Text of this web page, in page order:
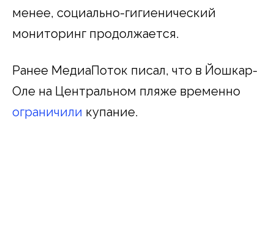
менее, социально-гигиенический
мониторинг продолжается.
Ранее МедиаПоток писал, что в Йошкар-
Оле на Центральном пляже временно
ограничили купание.